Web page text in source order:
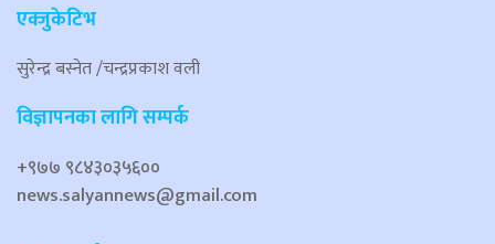
एक्जुकेटिभ
सुरेन्द्र बस्नेत /चन्द्रप्रकाश वली
विज्ञापनका लागि सम्पर्क
+९७७ ९८४३०३५६००
news.salyannews@gmail.com